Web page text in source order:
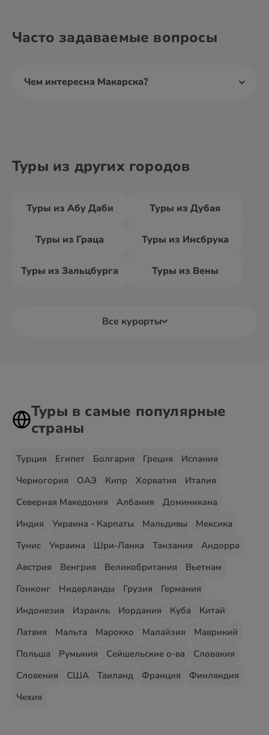
Часто задаваемые вопросы
Чем интересна Макарска?
Туры из других городов
Туры из Абу Даби Туры из Дубая
Туры из Граца Туры из Инсбрука
Туры из Зальцбурга Туры из Вены
Все курорты
Туры в самые популярные
страны
Турция Египет Болгария Греция
Испания
Черногория
ОАЭ Кипр Хорватия
Италия
Северная Македония
Албания
Доминикана
Индия
Украина - Карпаты Мальдивы
Мексика
Тунис
Украина Шри-Ланка Танзания
Андорра
Австрия
Венгрия Великобритания
Вьетнам
Гонконг
Нидерланды Грузия
Германия
Индонезия
Израиль Иордания Куба
Китай
Латвия
Мальта Марокко Малайзия
Маврикий
Польша
Румыния Сейшельские о-ва
Словакия
Словения
США Таиланд Франция
Финляндия
Чехия